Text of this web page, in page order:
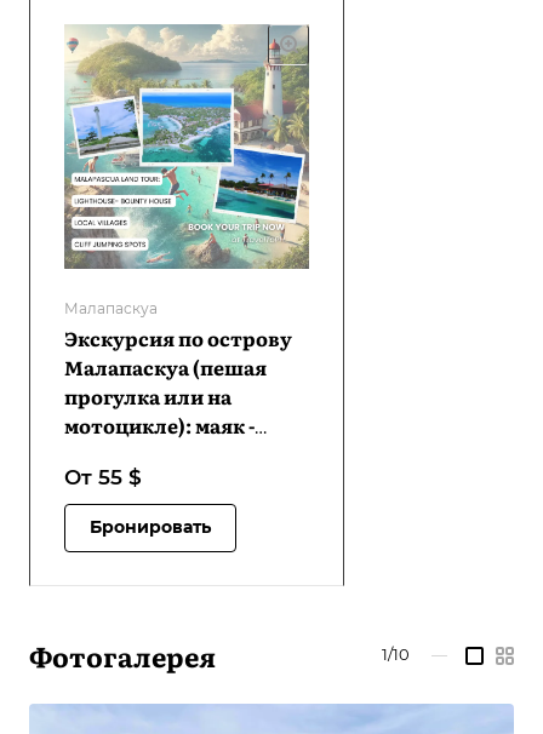
Малапаскуа
Экскурсия по острову
Малапаскуа (пешая
прогулка или на
мотоцикле): маяк -
деревни - места для
прыжков с утёсов | VM-
MLTLBBLVCJS-D1
От 55 $
Бронировать
Фотогалерея 1/10 —